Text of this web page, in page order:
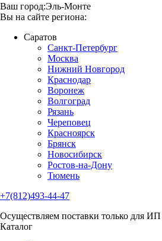
Ваш город:Эль-Монте
Вы на сайте региона:
Саратов
Санкт-Петербург
Москва
Нижний Новгород
Краснодар
Воронеж
Волгоград
Рязань
Череповец
Красноярск
Брянск
Новосибирск
Ростов-на-Дону
Тюмень
+7(812)493-44-47
Осуществляем поставки только для
Каталог